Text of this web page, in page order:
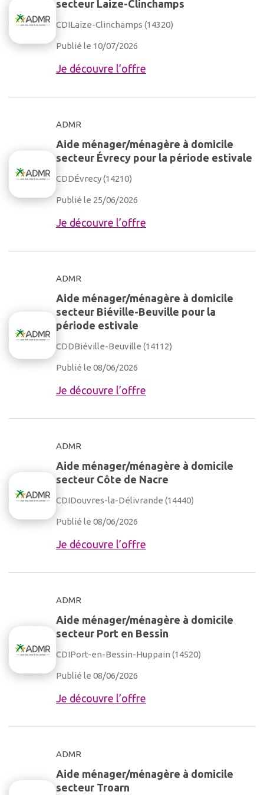
secteur Laize-Clinchamps
CDILaize-Clinchamps (14320)
Publié le 10/07/2026
Je découvre l’offre
ADMR
Aide ménager/ménagère à domicile
secteur Évrecy pour la période estivale
CDDÉvrecy (14210)
Publié le 25/06/2026
Je découvre l’offre
ADMR
Aide ménager/ménagère à domicile
secteur Biéville-Beuville pour la
période estivale
CDDBiéville-Beuville (14112)
Publié le 08/06/2026
Je découvre l’offre
ADMR
Aide ménager/ménagère à domicile
secteur Côte de Nacre
CDIDouvres-la-Délivrande (14440)
Publié le 08/06/2026
Je découvre l’offre
ADMR
Aide ménager/ménagère à domicile
secteur Port en Bessin
CDIPort-en-Bessin-Huppain (14520)
Publié le 08/06/2026
Je découvre l’offre
ADMR
Aide ménager/ménagère à domicile
secteur Troarn